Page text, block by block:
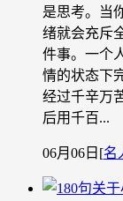
是思考。当
绪就会充斥
件事。一个
情的状态下
经过千辛万
后用千百...
06月06日 [名